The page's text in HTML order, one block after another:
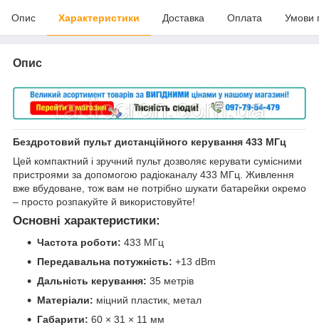
Опис Характеристики Доставка Оплата Умови
Опис
Бездротовий пульт дистанційного керування 433 МГц
Цей компактний і зручний пульт дозволяє керувати сумісними
пристроями за допомогою радіоканалу 433 МГц. Живлення
вже вбудоване, тож вам не потрібно шукати батарейки окремо
– просто розпакуйте й використовуйте!
Основні характеристики:
Частота роботи: 433 МГц
Передавальна потужність: +13 dBm
Дальність керування: 35 метрів
Матеріали: міцний пластик, метал
Габарити: 60 × 31 × 11 мм